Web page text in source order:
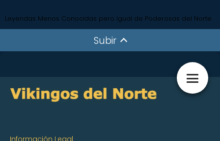
Leyendas Menos Conocidas pero Igual de Poderosas del Norte
Subir
Información Legal